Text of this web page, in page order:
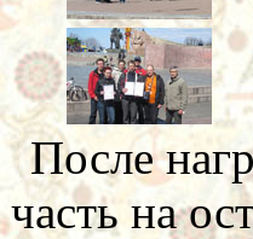
После
часть на